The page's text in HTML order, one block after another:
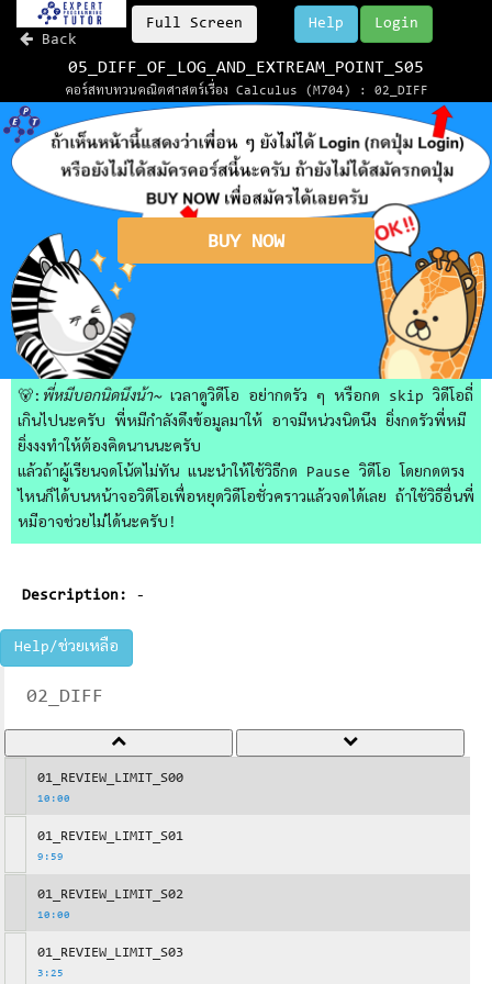
Back
Full Screen Login
Help
05_DIFF_OF_LOG_AND_EXTREAM_POINT_S05
คอร์สทบทวนคณิตศาสตร์เรื่อง Calculus (M704) : 02_DIFF
BUY NOW
🐻: พี่หมีบอกนิดนึงน้า~เวลาดูวิดีโอ อย่ากดรัว ๆ หรือกด skip วิดีโอถี่
เกินไปนะครับ พี่หมีกำลังดึงข้อมูลมาให้ อาจมีหน่วงนิดนึง ยิ่งกดรัวพี่หมี
ยิ่งงงทำให้ต้องคิดนานนะครับ
แล้วถ้าผู้เรียนจดโน้ตไม่ทัน แนะนำให้ใช้วิธีกด Pause วิดีโอ โดยกดตรง
ไหนก็ได้บนหน้าจอวิดีโอเพื่อหยุดวิดีโอชั่วคราวแล้วจดได้เลย ถ้าใช้วิธีอื่นพี่
หมีอาจช่วยไม่ได้นะครับ!
Description: -
Help/ช่วยเหลือ
02_DIFF
01_REVIEW_LIMIT_S00
10:00
01_REVIEW_LIMIT_S01
9:59
01_REVIEW_LIMIT_S02
10:00
01_REVIEW_LIMIT_S03
3:25